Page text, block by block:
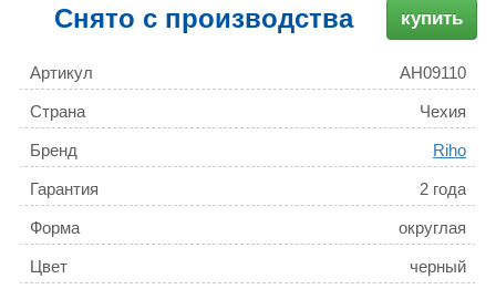
Снято с производства купить
Артикул AH09110
Страна Чехия
Бренд Riho
Гарантия 2 года
Форма округлая
Цвет черный